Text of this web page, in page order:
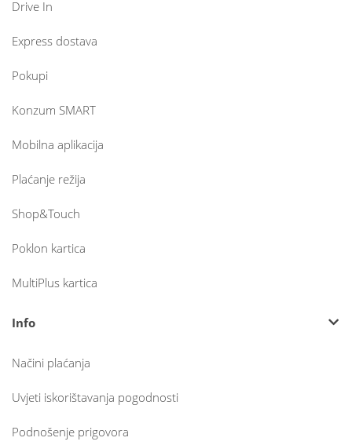
Drive In
Express dostava
Pokupi
Konzum SMART
Mobilna aplikacija
Plaćanje režija
Shop&Touch
Poklon kartica
MultiPlus kartica
Info
Načini plaćanja
Uvjeti iskorištavanja pogodnosti
Podnošenje prigovora